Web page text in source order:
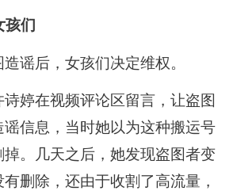
们
谣后，女孩们决定维权。
婷在视频评论区留言，让盗图
信息，当时她以为这种搬运号
。几天之后，她发现盗图者变
删除，还由于收割了高流量，